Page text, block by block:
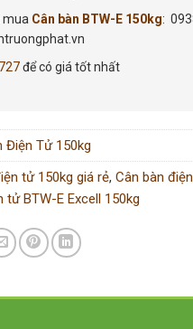
mua Cân bàn BTW-E 150kg:
để có giá tốt nhất
Điện Tử 150kg
tử 150kg giá rẻ, Cân bàn
tử BTW-E Excell 150kg